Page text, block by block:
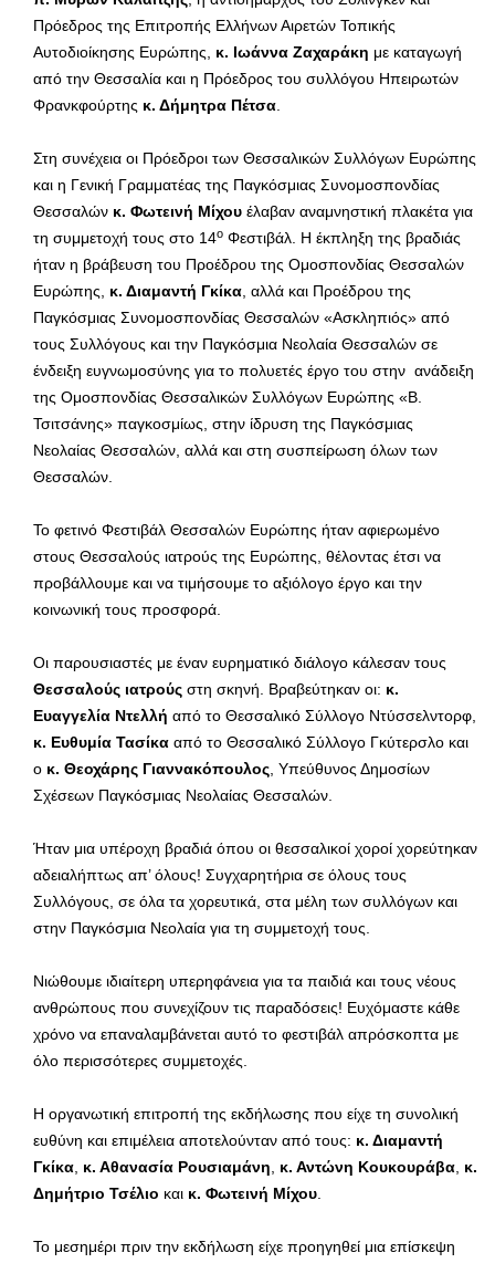
Πρόεδρος της Επιτροπής Ελλήνων Αιρετών Τοπικής
Αυτοδιοίκησης Ευρώπης, κ. Ιωάννα Ζαχαράκη με καταγωγή
από την Θεσσαλία και η Πρόεδρος του συλλόγου Ηπειρωτών
Φρανκφούρτης κ. Δήμητρα Πέτσα
Στη συνέχεια οι Πρόεδροι των Θεσσαλικών Συλλόγων Ευρώπης
και η Γενική Γραμματέας της Παγκόσμιας Συνομοσπονδίας
Θεσσαλών κ. Φωτεινή Μίχου έλαβαν αναμνηστική πλακέτα για
τη συμμετοχή τους στο 14ο Φεστιβάλ. Η έκπληξη της βραδιάς
ήταν η βράβευση του Προέδρου της Ομοσπονδίας Θεσσαλών
Ευρώπης, κ. Διαμαντή Γκίκα , αλλά και Προέδρου της
Παγκόσμιας Συνομοσπονδίας Θεσσαλών «Ασκληπιός» από
τους Συλλόγους και την Παγκόσμια Νεολαία Θεσσαλών σε
ένδειξη ευγνωμοσύνης για το πολυετές έργο του στην ανάδειξη
της Ομοσπονδίας Θεσσαλικών Συλλόγων Ευρώπης «Β.
Τσιτσάνης» παγκοσμίως, στην ίδρυση της Παγκόσμιας
Νεολαίας Θεσσαλών, αλλά και στη συσπείρωση όλων των
Θεσσαλών.
Το φετινό Φεστιβάλ Θεσσαλών Ευρώπης ήταν αφιερωμένο
στους Θεσσαλούς ιατρούς της Ευρώπης, θέλοντας έτσι να
προβάλλουμε και να τιμήσουμε το αξιόλογο έργο και την
κοινωνική τους προσφορά.
Οι παρουσιαστές με έναν ευρηματικό διάλογο κάλεσαν τους
Θεσσαλούς ιατρούς στη σκηνή. Βραβεύτηκαν οι: κ.
Ευαγγελία Ντελλή από το Θεσσαλικό Σύλλογο Ντύσσελντορφ,
κ. Ευθυμία Τασίκα από το Θεσσαλικό Σύλλογο Γκύτερσλο και
ο κ. Θεοχάρης Γιαννακόπουλος , Υπεύθυνος Δημοσίων
Σχέσεων Παγκόσμιας Νεολαίας Θεσσαλών.
Ήταν μια υπέροχη βραδιά όπου οι θεσσαλικοί χοροί χορεύτηκαν
αδειαλήπτως απ’ όλους! Συγχαρητήρια σε όλους τους
Συλλόγους, σε όλα τα χορευτικά, στα μέλη των συλλόγων και
στην Παγκόσμια Νεολαία για τη συμμετοχή τους.
Νιώθουμε ιδιαίτερη υπερηφάνεια για τα παιδιά και τους νέους
ανθρώπους που συνεχίζουν τις παραδόσεις! Ευχόμαστε κάθε
χρόνο να επαναλαμβάνεται αυτό το φεστιβάλ απρόσκοπτα με
όλο περισσότερες συμμετοχές.
Η οργανωτική επιτροπή της εκδήλωσης που είχε τη συνολική
ευθύνη και επιμέλεια αποτελούνταν από τους: κ. Διαμαντή
Γκίκα κ. Αθανασία Ρουσιαμάνη κ. Αντώνη Κουκουράβα κ.
Δημήτριο Τσέλιο και κ. Φωτεινή Μίχου
Το μεσημέρι πριν την εκδήλωση είχε προηγηθεί μια επίσκεψη